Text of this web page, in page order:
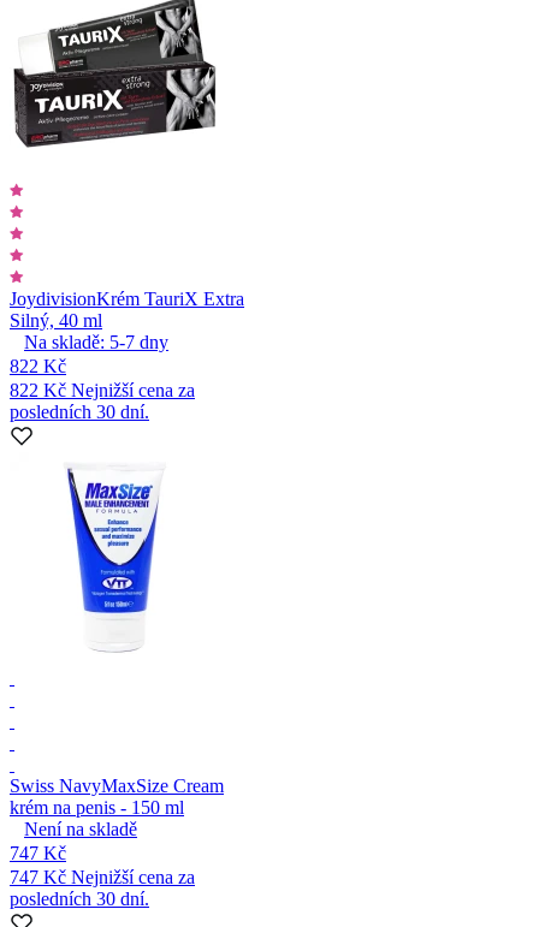
JoydivisionKrém TauriX Extra
Silný, 40 ml
Na skladě: 5-7 dny
822 Kč
822 Kč Nejnižší cena za
posledních 30 dní.
Swiss NavyMaxSize Cream
krém na penis - 150 ml
Není na skladě
747 Kč
747 Kč Nejnižší cena za
posledních 30 dní.